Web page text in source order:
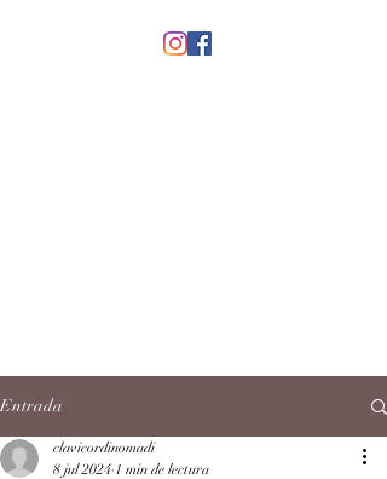
Entrada
clavicordinomadi
8 jul 2024 1 min de lectura